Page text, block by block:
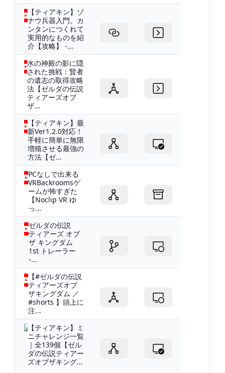
【ティアキン】ゾ
ナウ兵器入門。カ
ンタンにつくれて
実用的なものを紹
介【攻略】 -...
水の神殿の影に隠
された挑戦：賢者
の遺志の取得攻略
法【ゼルダの伝説
ティアーズオブ
ザ...
【ティアキン】最
新Ver1.2.0対応！
手軽に簡単に無限
増殖させる最強の
方法【ゼ...
PCなしで出来る
VRBackroomsゲ
ームが怖すぎた
【Noclip VR ゆ
っ...
ゼルダの伝説
ティアーズ オブ
ザ キングダム
1st トレーラー
-...
【#ゼルダの伝説
ティアーズオブ
ザキングダム ／
#shorts 】頭上に
注...
【ティアキン】ミ
ニチャレンジ一覧
｜全139個【ゼル
ダの伝説ティアー
ズオブザキング...